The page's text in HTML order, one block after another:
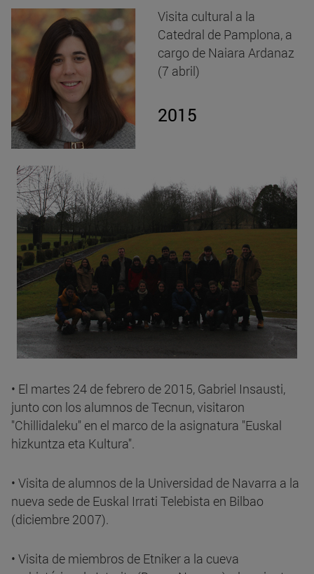
Visita cultural a la
Catedral de Pamplona, a
cargo de Naiara Ardanaz
(7 abril)
2015
• El martes 24 de febrero de 2015, Gabriel Insausti,
junto con los alumnos de Tecnun, visitaron
"Chillidaleku" en el marco de la asignatura "Euskal
hizkuntza eta Kultura".
• Visita de alumnos de la Universidad de Navarra a la
nueva sede de Euskal Irrati Telebista en Bilbao
(diciembre 2007).
• Visita de miembros de Etniker a la cueva